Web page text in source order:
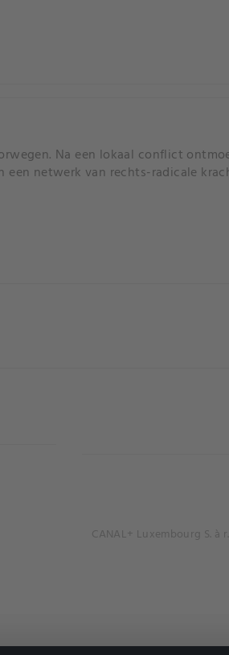
Na een lokaal conflict
een netwerk van rechts-radicale
CANAL+ Luxembourg S. à